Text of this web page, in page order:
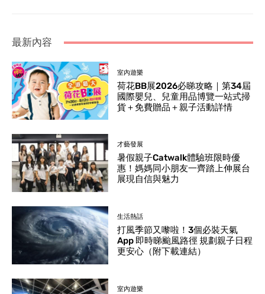
最新內容
室內遊樂
荷花BB展2026必睇攻略｜第34屆
國際嬰兒、兒童用品博覽一站式掃
貨＋免費贈品＋親子活動詳情
才藝發展
暑假親子Catwalk體驗班限時優
惠！媽媽同小朋友一齊踏上伸展台
展現自信與魅力
生活熱話
打風季節又嚟啦！3個必裝天氣
App 即時睇颱風路徑 規劃親子日程
更安心（附下載連結）
室內遊樂